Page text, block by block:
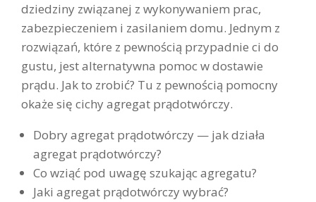
dziedziny związanej z wykonywaniem prac,
zabezpieczeniem i zasilaniem domu. Jednym z
rozwiązań, które z pewnością przypadnie ci do
gustu, jest alternatywna pomoc w dostawie
prądu. Jak to zrobić? Tu z pewnością pomocny
okaże się cichy agregat prądotwórczy.
Dobry agregat prądotwórczy — jak działa
agregat prądotwórczy?
Co wziąć pod uwagę szukając agregatu?
Jaki agregat prądotwórczy wybrać?